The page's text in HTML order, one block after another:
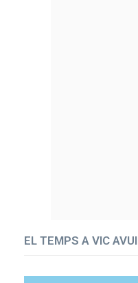
EL TEMPS A VIC AVUI